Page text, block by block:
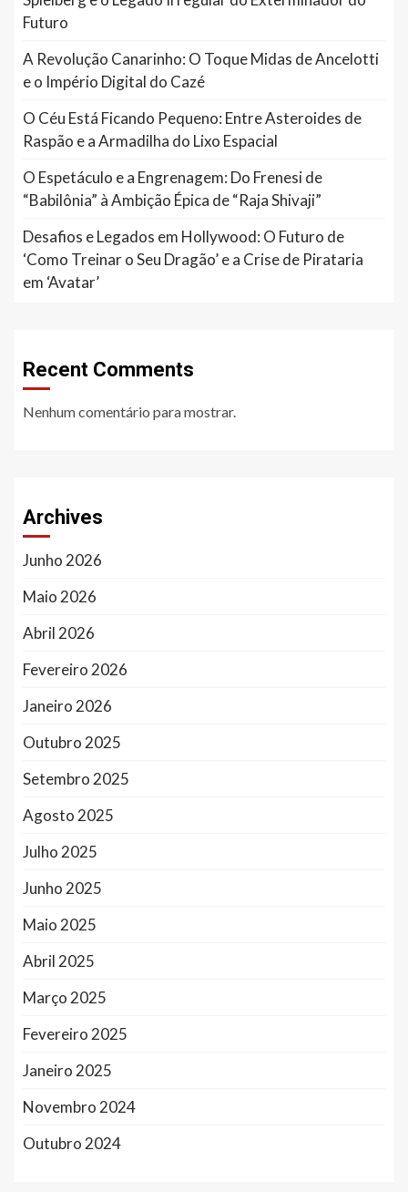
Futuro
A Revolução Canarinho: O Toque Midas de Ancelotti
e o Império Digital do Cazé
O Céu Está Ficando Pequeno: Entre Asteroides de
Raspão e a Armadilha do Lixo Espacial
O Espetáculo e a Engrenagem: Do Frenesi de
“Babilônia” à Ambição Épica de “Raja Shivaji”
Desafios e Legados em Hollywood: O Futuro de
‘Como Treinar o Seu Dragão’ e a Crise de Pirataria
em ‘Avatar’
Recent Comments
Nenhum comentário para mostrar.
Archives
Junho 2026
Maio 2026
Abril 2026
Fevereiro 2026
Janeiro 2026
Outubro 2025
Setembro 2025
Agosto 2025
Julho 2025
Junho 2025
Maio 2025
Abril 2025
Março 2025
Fevereiro 2025
Janeiro 2025
Novembro 2024
Outubro 2024